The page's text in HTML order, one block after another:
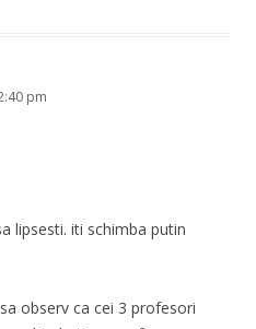
pm
lipsesti. iti schimba putin
observ ca cei 3 profesori